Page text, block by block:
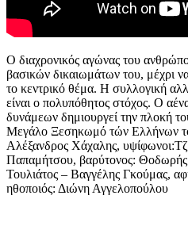
Ο διαχρονικός αγώνας του
βασικών δικαιωμάτων του, μέχρι
το κεντρικό θέμα. Η συλλογική
είναι ο πολυπόθητος στόχος. Ο
δυνάμεων δημιουργεί την πλοκή
Μεγάλο Ξεσηκωμό τών Ελλήνων
Αλέξανδρος Χάχαλης,
Παπαμήτσου, βαρύτονος:
Τουλιάτος – Βαγγέλης Γκούμας,
ηθοποιός: Διώνη Αγγελοπούλου